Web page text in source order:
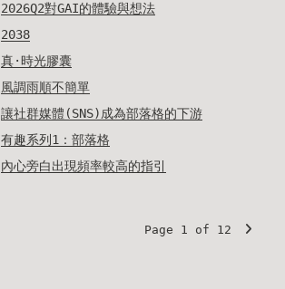
2026Q2對GAI的體驗與想法
2038
真·時光膠囊
風調雨順不簡單
讓社群媒體(SNS)成為部落格的下游
有趣系列1：部落格
內心旁白出現頻率較高的指引
Page 1 of 12